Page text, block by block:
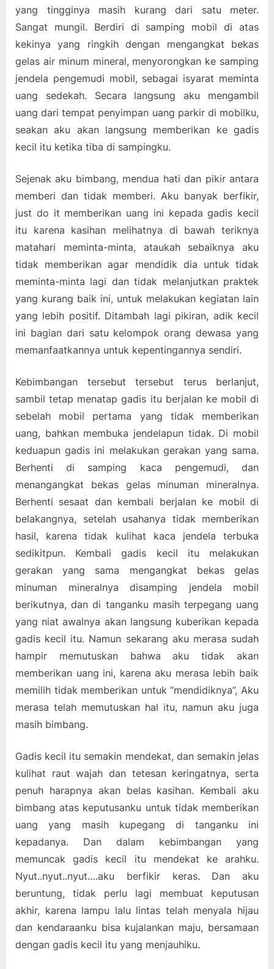
yang tingginya masih kurang dari satu meter.
Sangat mungil. Berdiri di samping mobil di atas
kekinya yang ringkih dengan mengangkat bekas
gelas air minum mineral, menyorongkan ke samping
jendela pengemudi mobil, sebagai isyarat meminta
uang sedekah. Secara langsung aku mengambil
uang dari tempat penyimpan uang parkir di mobilku,
seakan aku akan langsung memberikan ke gadis
kecil itu ketika tiba di sampingku.
Sejenak aku bimbang, mendua hati dan pikir antara
memberi dan tidak memberi. Aku banyak berfikir,
just do it memberikan uang ini kepada gadis kecil
itu karena kasihan melihatnya di bawah teriknya
matahari meminta-minta, ataukah sebaiknya aku
tidak memberikan agar mendidik dia untuk tidak
meminta-minta lagi dan tidak melanjutkan praktek
yang kurang baik ini, untuk melakukan kegiatan lain
yang lebih positif. Ditambah lagi pikiran, adik kecil
ini bagian dari satu kelompok orang dewasa yang
memanfaatkannya untuk kepentingannya sendiri.
Kebimbangan tersebut tersebut terus berlanjut,
sambil tetap menatap gadis itu berjalan ke mobil di
sebelah mobil pertama yang tidak memberikan
uang, bahkan membuka jendelapun tidak. Di mobil
keduapun gadis ini melakukan gerakan yang sama.
Berhenti di samping kaca pengemudi, dan
menangangkat bekas gelas minuman mineralnya.
Berhenti sesaat dan kembali berjalan ke mobil di
belakangnya, setelah usahanya tidak memberikan
hasil, karena tidak kulihat kaca jendela terbuka
sedikitpun. Kembali gadis kecil itu melakukan
gerakan yang sama mengangkat bekas gelas
minuman mineralnya disamping jendela mobil
berikutnya, dan di tanganku masih terpegang uang
yang niat awalnya akan langsung kuberikan kepada
gadis kecil itu. Namun sekarang aku merasa sudah
hampir memutuskan bahwa aku tidak akan
memberikan uang ini, karena aku merasa lebih baik
memilih tidak memberikan untuk “mendidiknya”, Aku
merasa telah memutuskan hal itu, namun aku juga
masih bimbang.
Gadis kecil itu semakin mendekat, dan semakin jelas
kulihat raut wajah dan tetesan keringatnya, serta
penuh harapnya akan belas kasihan. Kembali aku
bimbang atas keputusanku untuk tidak memberikan
uang yang masih kupegang di tanganku ini
kepadanya. Dan dalam kebimbangan yang
memuncak gadis kecil itu mendekat ke arahku.
Nyut..nyut..nyut….aku berfikir keras. Dan aku
beruntung, tidak perlu lagi membuat keputusan
akhir, karena lampu lalu lintas telah menyala hijau
dan kendaraanku bisa kujalankan maju, bersamaan
dengan gadis kecil itu yang menjauhiku.